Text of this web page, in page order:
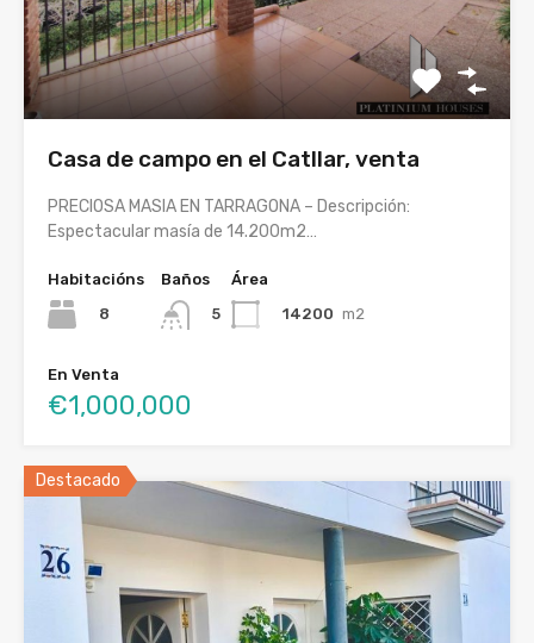
Casa de campo en el Catllar, venta
PRECIOSA MASIA EN TARRAGONA – Descripción:
Espectacular masía de 14.200m2…
Habitacións
8
Baños
5
Área
14200 m2
En Venta
€1,000,000
Destacado